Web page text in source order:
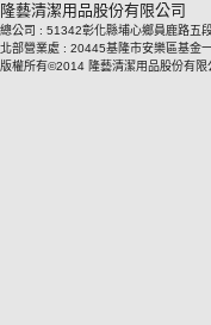
隆藝清潔用品股份有限公司
總公司 : 51342彰化縣埔心鄉員鹿路
北部營業處 : 20445基隆市安樂區
版權所有©2014 隆藝清潔用品股份有限